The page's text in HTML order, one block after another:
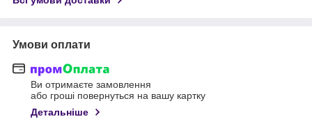
Умови оплати
Ви отримаєте замовлення
або гроші повернуться на вашу картку
Детальніше